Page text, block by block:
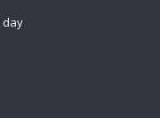
day